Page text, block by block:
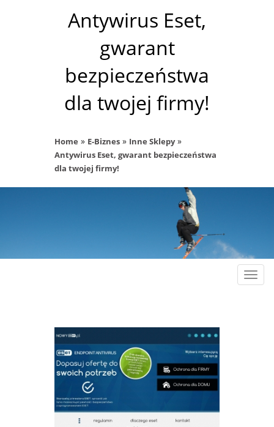
Antywirus Eset,
gwarant
bezpieczeństwa
dla twojej firmy!
Home » E-Biznes » Inne Sklepy»
Antywirus Eset, gwarant bezpieczeństwa
dla twojej firmy!